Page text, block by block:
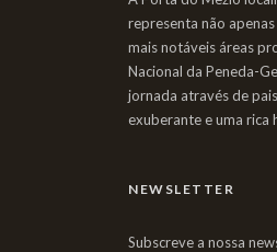
representa não
mais notáveis áreas
Nacional da Peneda-
jornada através de
exuberante e uma rica
NEWSLETTER
Subscreve a nossa